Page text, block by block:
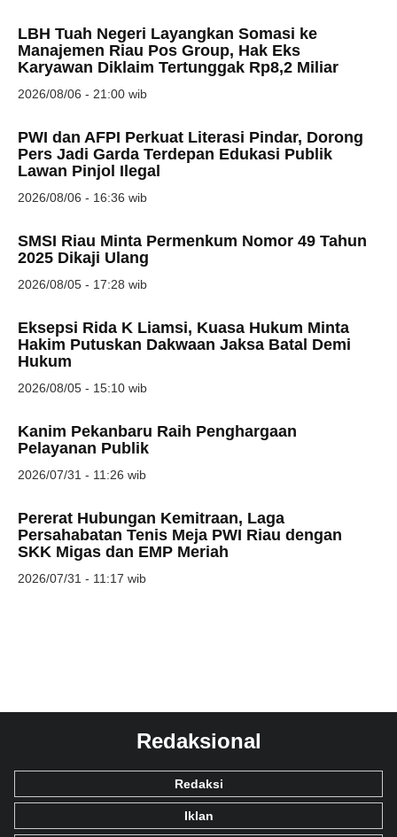
LBH Tuah Negeri Layangkan Somasi ke
Manajemen Riau Pos Group, Hak Eks
Karyawan Diklaim Tertunggak Rp8,2 Miliar
2026/08/06 - 21:00 wib
PWI dan AFPI Perkuat Literasi Pindar, Dorong
Pers Jadi Garda Terdepan Edukasi Publik
Lawan Pinjol Ilegal
2026/08/06 - 16:36 wib
SMSI Riau Minta Permenkum Nomor 49 Tahun
2025 Dikaji Ulang
2026/08/05 - 17:28 wib
Eksepsi Rida K Liamsi, Kuasa Hukum Minta
Hakim Putuskan Dakwaan Jaksa Batal Demi
Hukum
2026/08/05 - 15:10 wib
Kanim Pekanbaru Raih Penghargaan
Pelayanan Publik
2026/07/31 - 11:26 wib
Pererat Hubungan Kemitraan, Laga
Persahabatan Tenis Meja PWI Riau dengan
SKK Migas dan EMP Meriah
2026/07/31 - 11:17 wib
Redaksional
Redaksi
Iklan